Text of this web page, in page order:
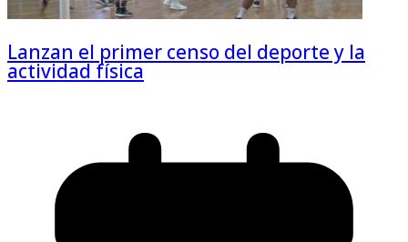
Lanzan el primer censo del deporte y la
actividad física